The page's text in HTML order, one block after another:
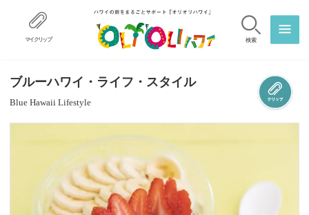
マイクリップ 検索
ブルーハワイ・ライフ・スタイル
Blue Hawaii Lifestyle